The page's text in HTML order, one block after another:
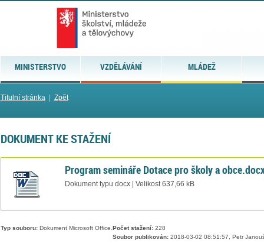
MINISTERSTVO VZDĚLÁVÁNÍ MLÁDEŽ
Titulní stránka| Zpět
DOKUMENT KE STAŽENÍ
Program semináře Dotace pro školy a
Dokument typu docx | Velikost 637,66 kB
Typ souboru:Dokument Microsoft Office. Počet stažení:228
Soubor publikován:2018-03-02 08:51:57, Petr